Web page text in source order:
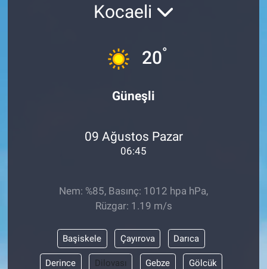
Kocaeli
20°
Güneşli
09 Ağustos Pazar
06:45
Nem: %85, Basınç: 1012 hpa hPa,
Rüzgar: 1.19 m/s
Başiskele Çayırova Darıca
Derince Dilovası Gebze Gölcük